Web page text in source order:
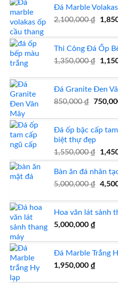
Đá Marble
2,100,000₫
Giá
là:
Thi Công Đá Ốp
1,350,000₫
Giá
Đá Granite Đen
850,000₫ Giá
Đá ốp bậc cấp
biệt thự đẹp
1,550,000₫
Giá
gốc
là:
Bàn ăn đá nhân
5,000,000₫ Giá
Hoa văn lát sảnh
5,000,000 ₫
Đá Marble Trắng
1,950,000 ₫